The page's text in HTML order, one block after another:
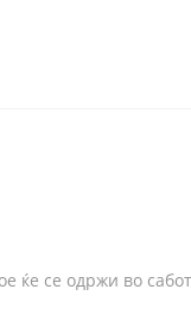
ќе се одржи во